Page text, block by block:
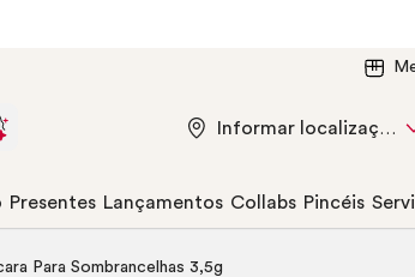
Informar localização
Presentes Lançamentos Collabs Pincéis
Para Sombrancelhas 3,5g